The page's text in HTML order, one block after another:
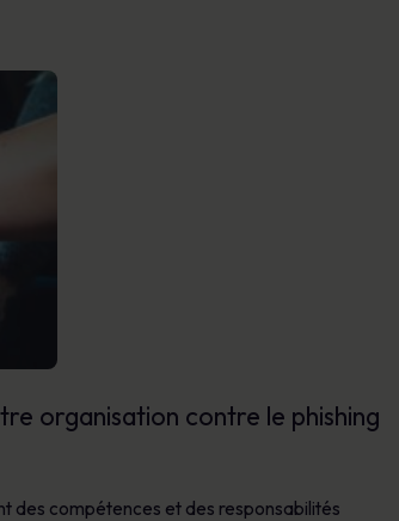
organisation contre le phishing
des compétences et des responsabilités